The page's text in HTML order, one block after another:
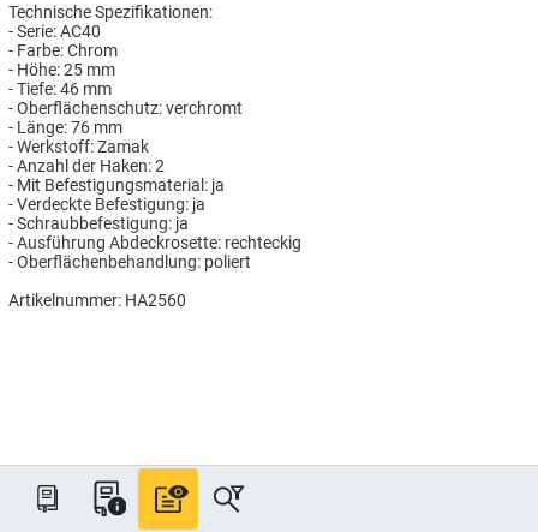
Technische Spezifikationen:
- Serie: AC40
- Farbe: Chrom
- Höhe: 25 mm
- Tiefe: 46 mm
- Oberflächenschutz: verchromt
- Länge: 76 mm
- Werkstoff: Zamak
- Anzahl der Haken: 2
- Mit Befestigungsmaterial: ja
- Verdeckte Befestigung: ja
- Schraubbefestigung: ja
- Ausführung Abdeckrosette: rechteckig
- Oberflächenbehandlung: poliert
Artikelnummer: HA2560